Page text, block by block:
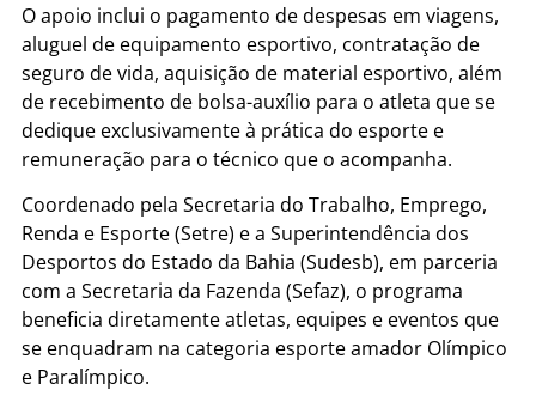
O apoio inclui o pagamento de despesas em viagens,
aluguel de equipamento esportivo, contratação de
seguro de vida, aquisição de material esportivo, além
de recebimento de bolsa-auxílio para o atleta que se
dedique exclusivamente à prática do esporte e
remuneração para o técnico que o acompanha.
Coordenado pela Secretaria do Trabalho, Emprego,
Renda e Esporte (Setre) e a Superintendência dos
Desportos do Estado da Bahia (Sudesb), em parceria
com a Secretaria da Fazenda (Sefaz), o programa
beneficia diretamente atletas, equipes e eventos que
se enquadram na categoria esporte amador Olímpico
e Paralímpico.